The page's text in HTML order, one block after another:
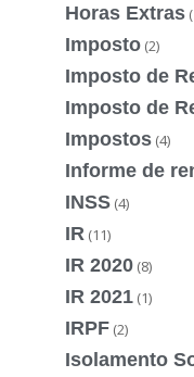
Horas Extras
Imposto (2)
Imposto de
Imposto de
Impostos (4)
Informe de
INSS (4)
IR (11)
IR 2020 (8)
IR 2021 (1)
IRPF (2)
Isolamento